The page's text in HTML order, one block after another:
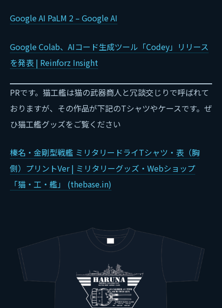
Google AI PaLM 2 – Google AI
Google Colab、AIコード生成ツール「Codey」リリース
を発表 | Reinforz Insight
PRです。猫工艦は猫の武器商人と冗談交じりで呼ばれて
おりますが、その作品が下記のTシャツやケースです。ぜ
ひ猫工艦グッズをご覧ください
榛名・金剛型戦艦 ミリタリードライTシャツ・表（胸
側）プリントVer | ミリタリーグッズ・Webショップ
「猫・工・艦」 (thebase.in)